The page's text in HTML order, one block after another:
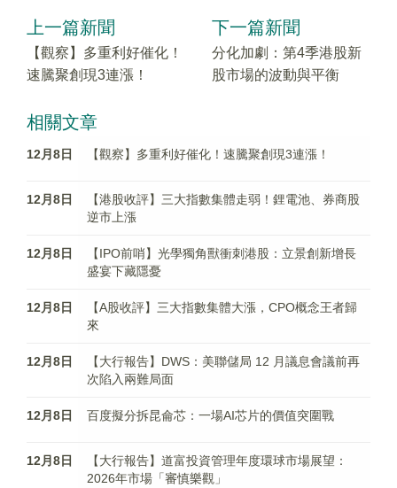
上一篇新聞
【觀察】多重利好催化！
速騰聚創現3連漲！
下一篇新聞
分化加劇：第4季港股新
股市場的波動與平衡
相關文章
12月8日 【觀察】多重利好催化！速騰聚創現3連漲！
12月8日
【港股收評】三大指數集體走弱！鋰電池、券商股
逆市上漲
12月8日
【IPO前哨】光學獨角獸衝刺港股：立景創新增長
盛宴下藏隱憂
12月8日
【A股收評】三大指數集體大漲，CPO概念王者歸
來
12月8日
【大行報告】DWS：美聯儲局 12 月議息會議前再
次陷入兩難局面
12月8日 百度擬分拆昆侖芯：一場AI芯片的價值突圍戰
12月8日
【大行報告】道富投資管理年度環球市場展望：
2026年市場「審慎樂觀」